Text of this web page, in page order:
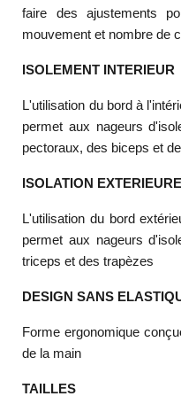
faire des ajustements
mouvement et nombre de
ISOLEMENT INTERIEUR
L'utilisation du bord à
permet aux nageurs
pectoraux, des biceps et
ISOLATION EXTERIEURE
L'utilisation du bord
permet aux nageurs
triceps et des trapèzes
DESIGN SANS
Forme ergonomique
de la main
TAILLES